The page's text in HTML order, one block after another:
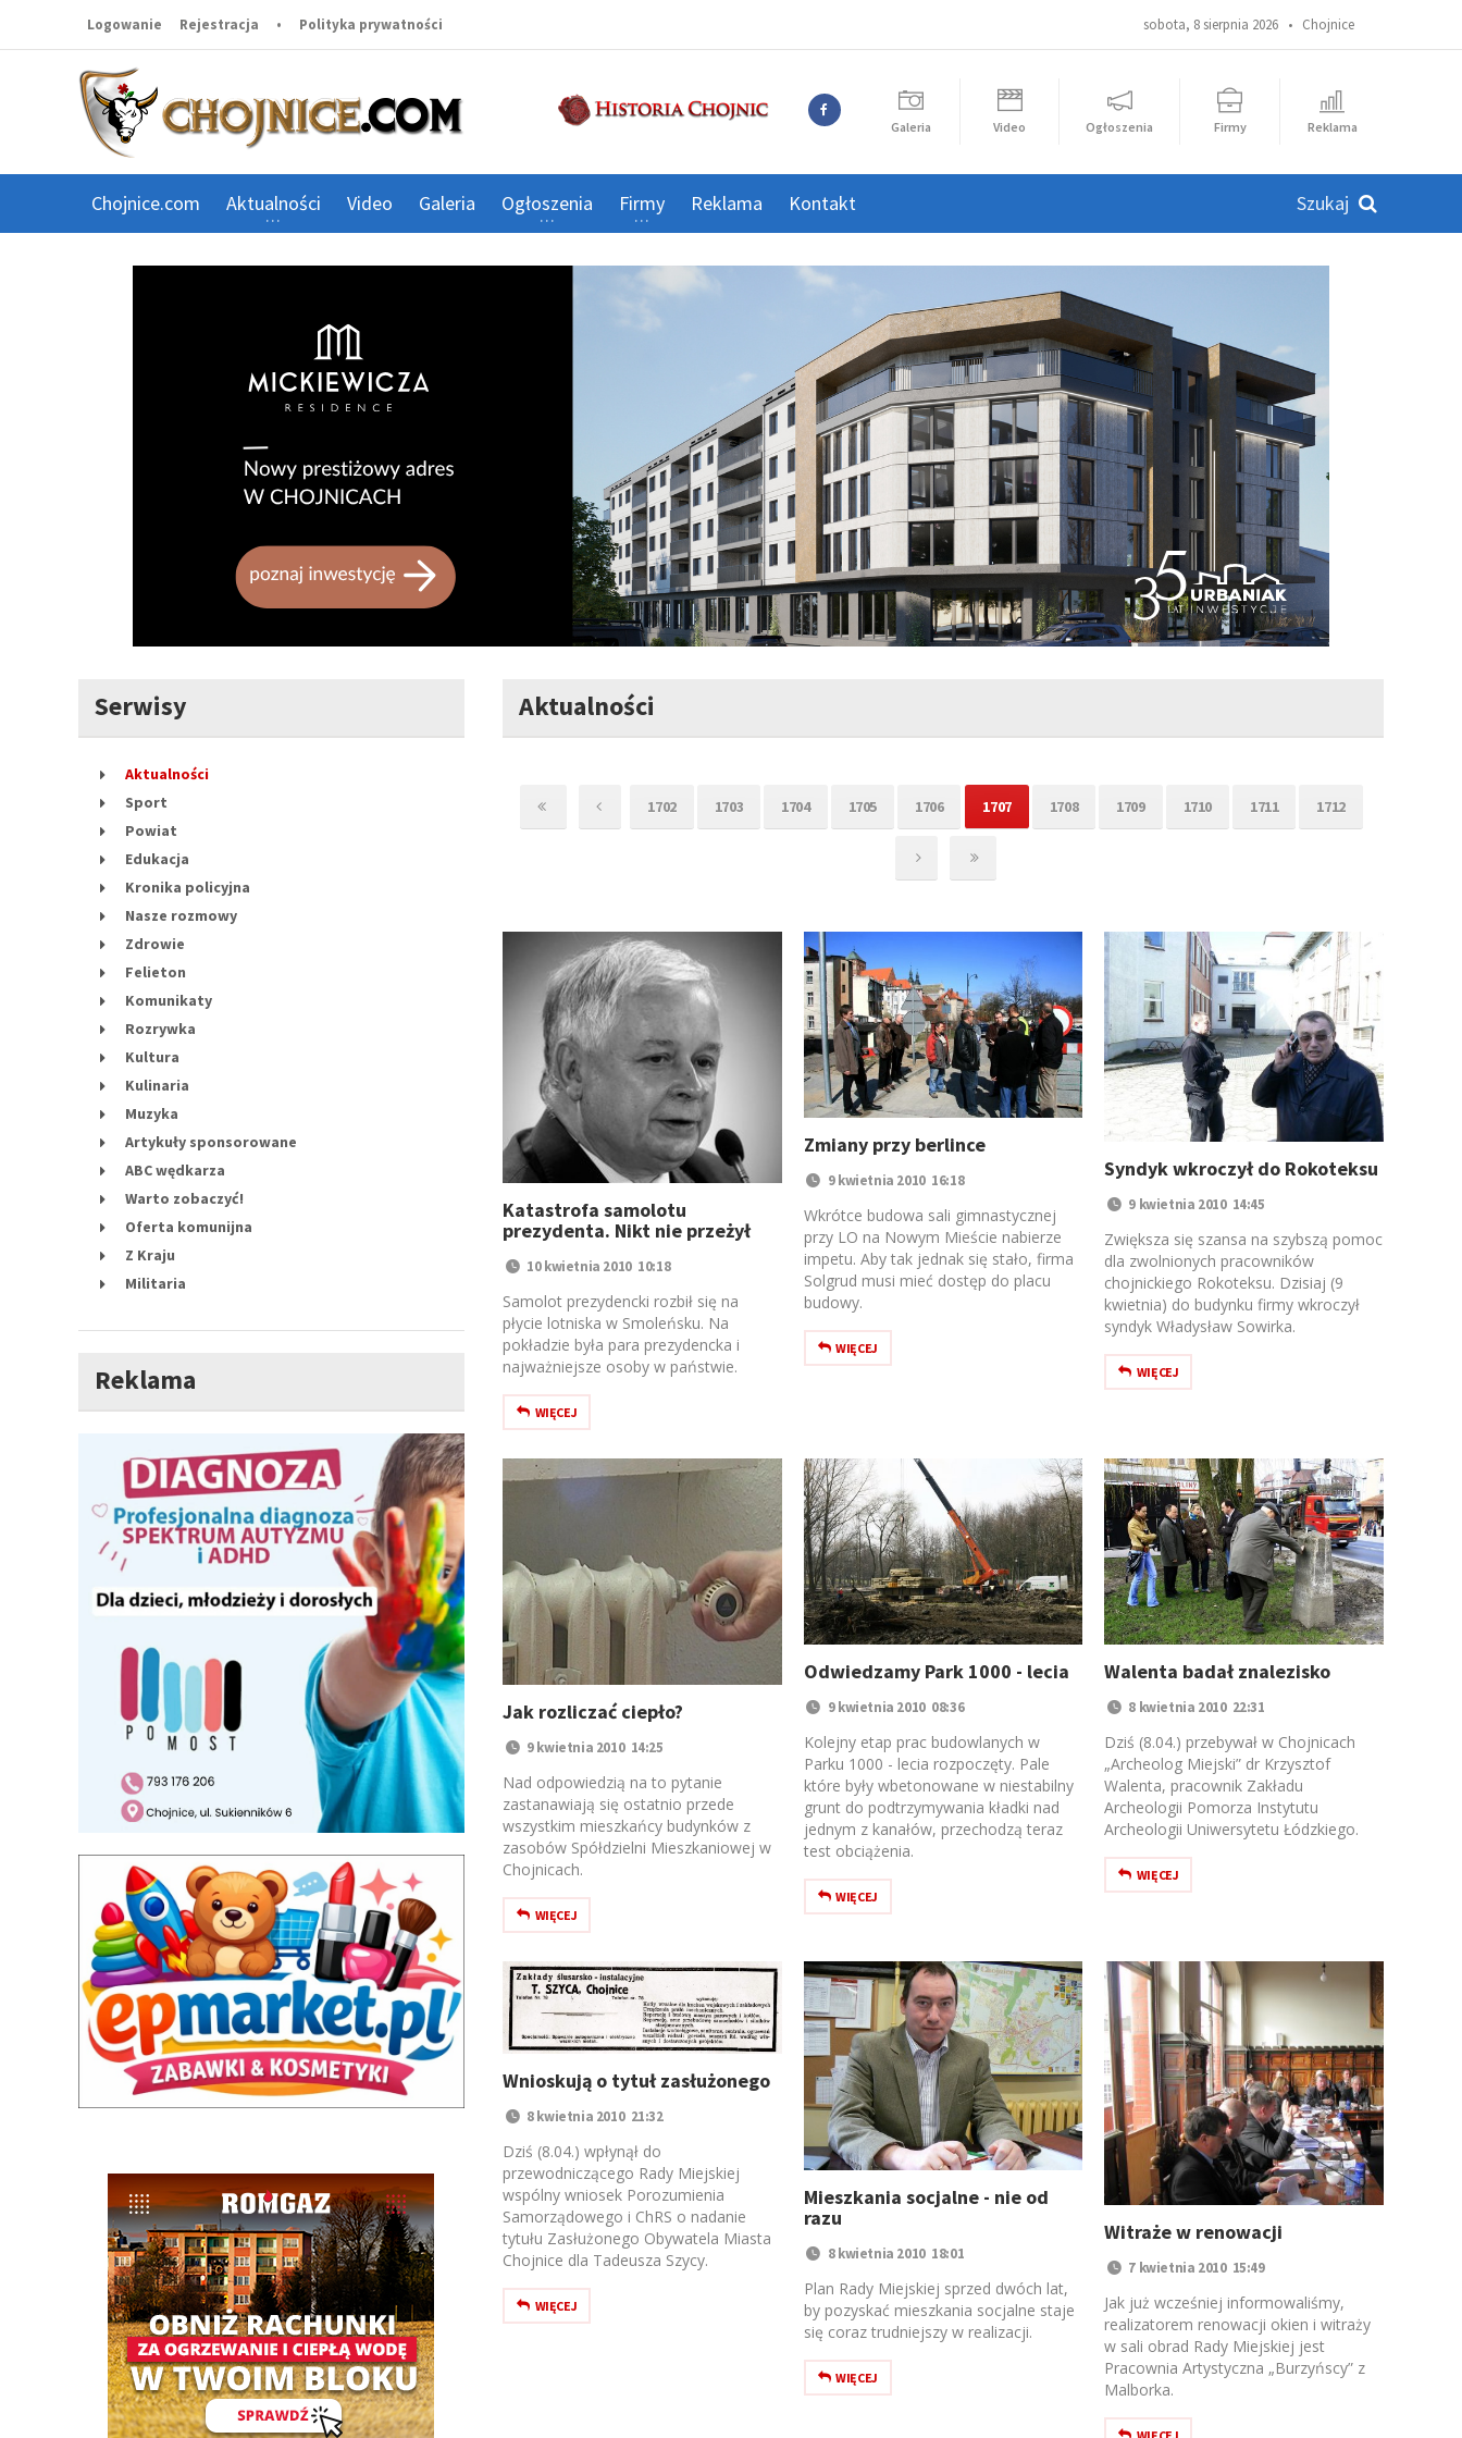
sobota, 8 sierpnia 2026 • Chojnice
Logowanie Rejestracja • Polityka prywatności
Galeria Video Ogłoszenia Firmy Reklama
Chojnice.com Aktualności Video Galeria Ogłoszenia Firmy Reklama Kontakt
Serwisy
Aktualności
Sport
Powiat
Edukacja
Kronika policyjna
Nasze rozmowy
Zdrowie
Felieton
Komunikaty
Rozrywka
Kultura
Kulinaria
Muzyka
Artykuły sponsorowane
ABC wędkarza
Warto zobaczyć!
Oferta komunijna
Z Kraju
Militaria
Reklama
Aktualności
1702 1703 1704 1705 1706 1707 1708 1709 1710 1711 1712
Katastrofa samolotu
prezydenta. Nikt nie przeżył
10 kwietnia 2010 10:18
Samolot prezydencki rozbił się na
płycie lotniska w Smoleńsku. Na
pokładzie była para prezydencka i
najważniejsze osoby w państwie.
WIĘCEJ
Zmiany przy berlince
9 kwietnia 2010 16:18
Wkrótce budowa sali gimnastycznej
przy LO na Nowym Mieście nabierze
impetu. Aby tak jednak się stało, firma
Solgrud musi mieć dostęp do placu
budowy.
WIĘCEJ
Syndyk wkroczył do Rokoteksu
9 kwietnia 2010 14:45
Zwiększa się szansa na szybszą pomoc
dla zwolnionych pracowników
chojnickiego Rokoteksu. Dzisiaj (9
kwietnia) do budynku firmy wkroczył
syndyk Władysław Sowirka.
WIĘCEJ
Jak rozliczać ciepło?
9 kwietnia 2010 14:25
Nad odpowiedzią na to pytanie
zastanawiają się ostatnio przede
wszystkim mieszkańcy budynków z
zasobów Spółdzielni Mieszkaniowej w
Chojnicach.
WIĘCEJ
Odwiedzamy Park 1000 - lecia
9 kwietnia 2010 08:36
Kolejny etap prac budowlanych w
Parku 1000 - lecia rozpoczęty. Pale
które były wbetonowane w niestabilny
grunt do podtrzymywania kładki nad
jednym z kanałów, przechodzą teraz
test obciążenia.
WIĘCEJ
Walenta badał znalezisko
8 kwietnia 2010 22:31
Dziś (8.04.) przebywał w Chojnicach
„Archeolog Miejski” dr Krzysztof
Walenta, pracownik Zakładu
Archeologii Pomorza Instytutu
Archeologii Uniwersytetu Łódzkiego.
WIĘCEJ
Wnioskują o tytuł zasłużonego
8 kwietnia 2010 21:32
Dziś (8.04.) wpłynął do
przewodniczącego Rady Miejskiej
wspólny wniosek Porozumienia
Samorządowego i ChRS o nadanie
tytułu Zasłużonego Obywatela Miasta
Chojnice dla Tadeusza Szycy.
WIĘCEJ
Mieszkania socjalne - nie od
razu
8 kwietnia 2010 18:01
Plan Rady Miejskiej sprzed dwóch lat,
by pozyskać mieszkania socjalne staje
się coraz trudniejszy w realizacji.
WIĘCEJ
Witraże w renowacji
7 kwietnia 2010 15:49
Jak już wcześniej informowaliśmy,
realizatorem renowacji okien i witraży
w sali obrad Rady Miejskiej jest
Pracownia Artystyczna „Burzyńscy” z
Malborka.